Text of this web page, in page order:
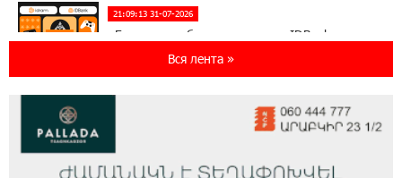
21:09:13 31-07-2026
«Бесплатные бонусы в играх»: IDBank
предупреждает о кибератаках на школьников
ЕАЭС со временем будет расширяться. Когда-
будет уже поздно
Вся лента »